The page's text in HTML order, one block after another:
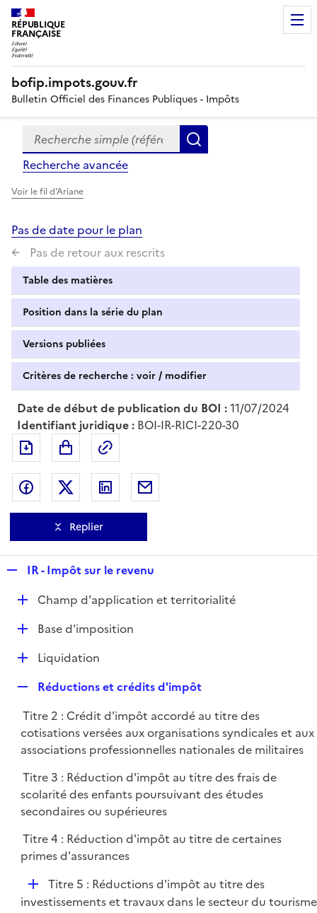
RÉPUBLIQUE
FRANÇAISE
bofip.impots.gouv.fr
Bulletin Officiel des Finances Publiques - Impôts
Formulaire
de
recherche
Recherche simple (références, mots clés, partie du
Recherche avancée
Voir le fil d'Ariane
Pas de date pour le plan
Pas de retour aux rescrits
Table des matières
Position dans la série du plan
Versions publiées
Critères de recherche : voir / modifier
Date de début de publication du BOI :11/07/2024
Identifiant juridique : BOI-IR-RICI-220-30
Exporter le document au format pdf
Partager sur Facebook
Partager sur Twitter
Partager sur LinkedIn
Replier
p
l
i
e
IR - Impôt sur le revenu
DChamp d'application et territorialité
D
e
r
Base d'imposition
D
l
i
e
r
Liquidation
p
l
i
e
Réductions et crédits d'impôt
Titre 2 : Crédit d'impôt accordé au titre des
cotisations versées aux organisations syndicales et aux
associations professionnelles nationales de militaires
Titre 3 : Réduction d'impôt au titre des frais de
scolarité des enfants poursuivant des études
secondaires ou supérieures
Titre 4 : Réduction d'impôt au titre de certaines
primes d'assurances
D
é
Titre 5 : Réductions d'impôt au titre des
investissements et travaux dans le secteur du tourisme